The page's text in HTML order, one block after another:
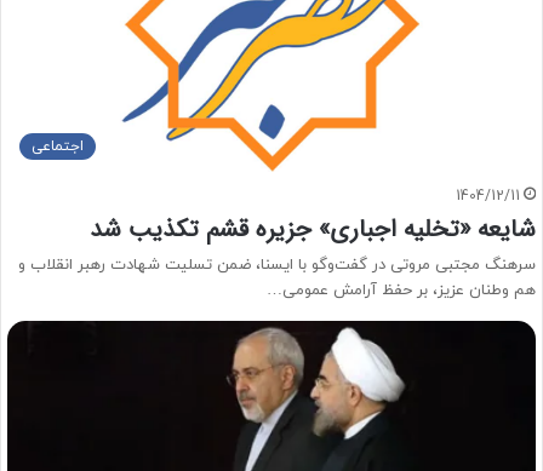
اجتماعی
1404/12/11
شایعه «تخلیه اجباری» جزیره قشم تکذیب شد
سرهنگ مجتبی مروتی در گفت‌وگو با ایسنا، ضمن تسلیت شهادت رهبر انقلاب و
هم وطنان عزیز، بر حفظ آرامش عمومی…